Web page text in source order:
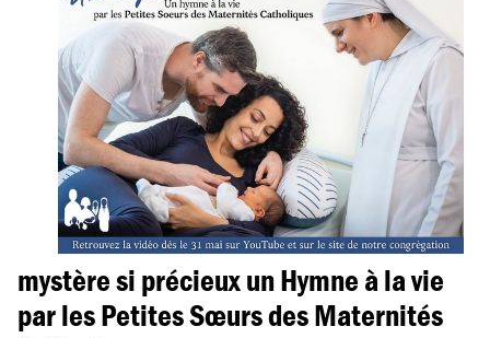
mystère si précieux un Hymne à la vie
par les Petites Sœurs des Maternités